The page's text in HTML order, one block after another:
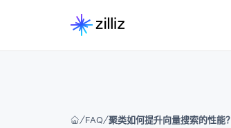
FAQ 聚类如何提升向量搜索的性能？